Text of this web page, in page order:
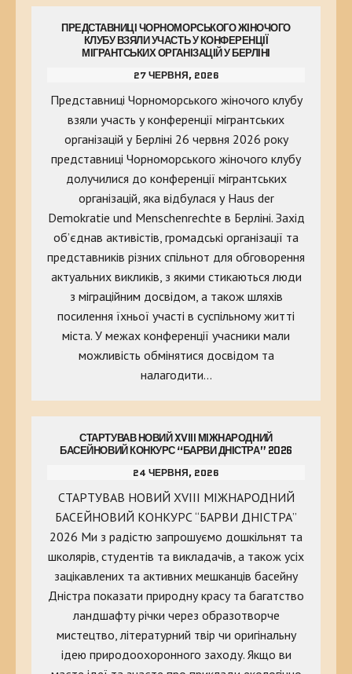
ПРЕДСТАВНИЦІ ЧОРНОМОРСЬКОГО ЖІНОЧОГО
КЛУБУ ВЗЯЛИ УЧАСТЬ У КОНФЕРЕНЦІЇ
МІГРАНТСЬКИХ ОРГАНІЗАЦІЙ У БЕРЛІНІ
27 ЧЕРВНЯ, 2026
Представниці Чорноморського жіночого клубу
взяли участь у конференції мігрантських
організацій у Берліні 26 червня 2026 року
представниці Чорноморського жіночого клубу
долучилися до конференції мігрантських
організацій, яка відбулася у Haus der
Demokratie und Menschenrechte в Берліні. Захід
об’єднав активістів, громадські організації та
представників різних спільнот для обговорення
актуальних викликів, з якими стикаються люди
з міграційним досвідом, а також шляхів
посилення їхньої участі в суспільному житті
міста. У межах конференції учасники мали
можливість обмінятися досвідом та
налагодити…
СТАРТУВАВ НОВИЙ XVIII МІЖНАРОДНИЙ
БАСЕЙНОВИЙ КОНКУРС “БАРВИ ДНІСТРА” 2026
24 ЧЕРВНЯ, 2026
СТАРТУВАВ НОВИЙ XVIII МІЖНАРОДНИЙ
БАСЕЙНОВИЙ КОНКУРС “БАРВИ ДНІСТРА”
2026 Ми з радістю запрошуємо дошкільнят та
школярів, студентів та викладачів, а також усіх
зацікавлених та активних мешканців басейну
Дністра показати природну красу та багатство
ландшафту річки через образотворче
мистецтво, літературний твір чи оригінальну
ідею природоохоронного заходу. Якщо ви